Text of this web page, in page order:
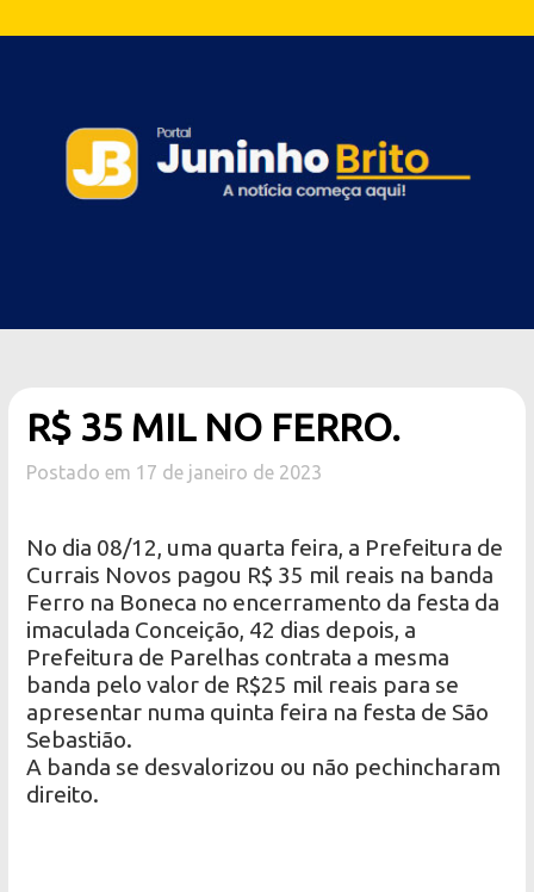
R$ 35 MIL NO FERRO.
Postado em 17 de janeiro de 2023
No dia 08/12, uma quarta feira, a Prefeitura de
Currais Novos pagou R$ 35 mil reais na banda
Ferro na Boneca no encerramento da festa da
imaculada Conceição, 42 dias depois, a
Prefeitura de Parelhas contrata a mesma
banda pelo valor de R$25 mil reais para se
apresentar numa quinta feira na festa de São
Sebastião.
A banda se desvalorizou ou não pechincharam
direito.